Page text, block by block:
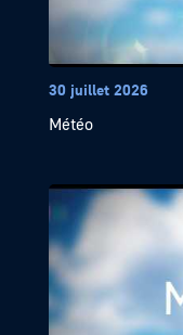
30 juillet 2026
Météo